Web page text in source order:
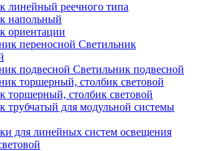
линейный реечного типа
напольный
ориентации
Светильник
Светильник подвесной
торшерный, столбик световой
трубчатый для модульной системы
для линейных систем освещения